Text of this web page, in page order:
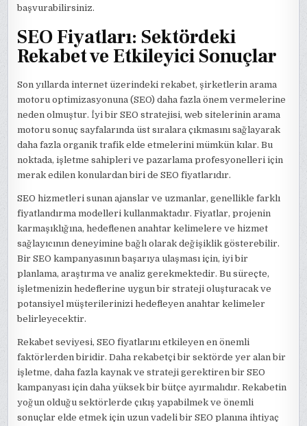
başvurabilirsiniz.
SEO Fiyatları: Sektördeki
Rekabet ve Etkileyici Sonuçlar
Son yıllarda internet üzerindeki rekabet, şirketlerin arama
motoru optimizasyonuna (SEO) daha fazla önem vermelerine
neden olmuştur. İyi bir SEO stratejisi, web sitelerinin arama
motoru sonuç sayfalarında üst sıralara çıkmasını sağlayarak
daha fazla organik trafik elde etmelerini mümkün kılar. Bu
noktada, işletme sahipleri ve pazarlama profesyonelleri için
merak edilen konulardan biri de SEO fiyatlarıdır.
SEO hizmetleri sunan ajanslar ve uzmanlar, genellikle farklı
fiyatlandırma modelleri kullanmaktadır. Fiyatlar, projenin
karmaşıklığına, hedeflenen anahtar kelimelere ve hizmet
sağlayıcının deneyimine bağlı olarak değişiklik gösterebilir.
Bir SEO kampanyasının başarıya ulaşması için, iyi bir
planlama, araştırma ve analiz gerekmektedir. Bu süreçte,
işletmenizin hedeflerine uygun bir strateji oluşturacak ve
potansiyel müşterilerinizi hedefleyen anahtar kelimeler
belirleyecektir.
Rekabet seviyesi, SEO fiyatlarını etkileyen en önemli
faktörlerden biridir. Daha rekabetçi bir sektörde yer alan bir
işletme, daha fazla kaynak ve strateji gerektiren bir SEO
kampanyası için daha yüksek bir bütçe ayırmalıdır. Rekabetin
yoğun olduğu sektörlerde çıkış yapabilmek ve önemli
sonuçlar elde etmek için uzun vadeli bir SEO planına ihtiyaç